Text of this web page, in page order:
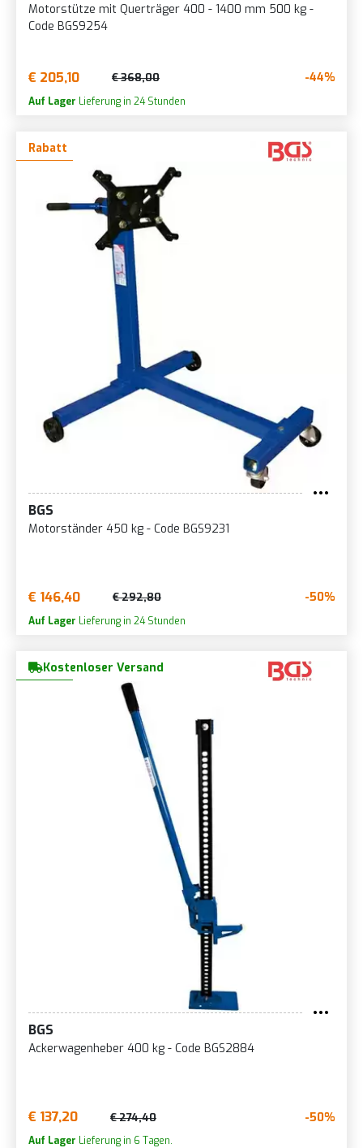
Motorstütze mit Querträger 400 - 1400 mm 500 kg -
Code BGS9254
€ 205,10 € 368,00 -44%
Auf Lager Lieferung in 24 Stunden
Rabatt
BGS
Motorständer 450 kg - Code BGS9231
€ 146,40 € 292,80 -50%
Auf Lager Lieferung in 24 Stunden
Kostenloser Versand
BGS
Ackerwagenheber 400 kg - Code BGS2884
€ 137,20 € 274,40 -50%
Auf Lager Lieferung in 6 Tagen.